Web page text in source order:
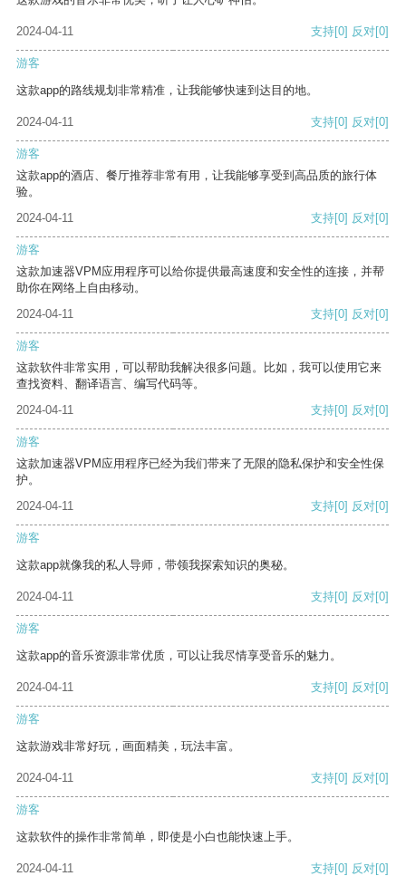
2024-04-11 支持[0] 反对[0]
游客
这款app的路线规划非常精准，让我能够快速到达目的地。
2024-04-11 支持[0] 反对[0]
游客
这款app的酒店、餐厅推荐非常有用，让我能够享受到高品质的旅行体
验。
2024-04-11
支持[0] 反对[0]
游客
这款加速器VPM应用程序可以给你提供最高速度和安全性的连接，并帮
助你在网络上自由移动。
2024-04-11
支持[0] 反对[0]
游客
这款软件非常实用，可以帮助我解决很多问题。比如，我可以使用它来
查找资料、翻译语言、编写代码等。
2024-04-11
支持[0] 反对[0]
游客
这款加速器VPM应用程序已经为我们带来了无限的隐私保护和安全性保
护。
2024-04-11
支持[0] 反对[0]
游客
这款app就像我的私人导师，带领我探索知识的奥秘。
2024-04-11 支持[0] 反对[0]
游客
这款app的音乐资源非常优质，可以让我尽情享受音乐的魅力。
2024-04-11 支持[0] 反对[0]
游客
这款游戏非常好玩，画面精美，玩法丰富。
2024-04-11 支持[0] 反对[0]
游客
这款软件的操作非常简单，即使是小白也能快速上手。
2024-04-11 支持[0] 反对[0]